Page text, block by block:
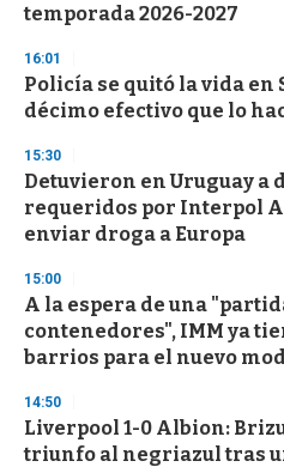
temporada 2026-2027
16:01
Policía se quitó la vida en
décimo efectivo que lo
15:30
Detuvieron en Uruguay a
requeridos por Interpol
enviar droga a Europa
15:00
A la espera de una
contenedores", IMM ya
barrios para el nuevo
14:50
Liverpool 1-0 Albion:
triunfo al negriazul tras